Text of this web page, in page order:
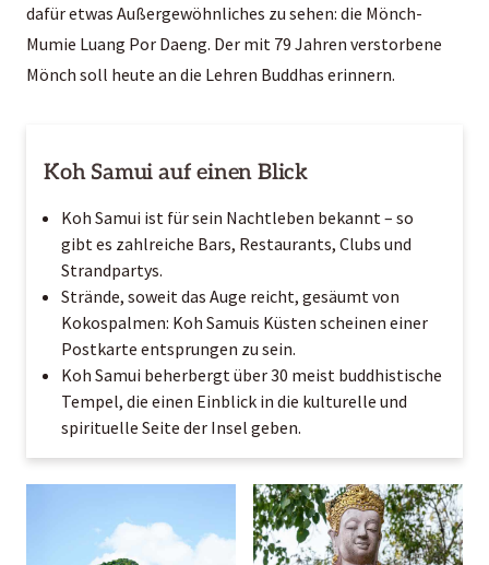
dafür etwas Außergewöhnliches zu sehen: die Mönch-
Mumie Luang Por Daeng. Der mit 79 Jahren verstorbene
Mönch soll heute an die Lehren Buddhas erinnern.
Koh Samui auf einen Blick
Koh Samui ist für sein Nachtleben bekannt – so
gibt es zahlreiche Bars, Restaurants, Clubs und
Strandpartys.
Strände, soweit das Auge reicht, gesäumt von
Kokospalmen: Koh Samuis Küsten scheinen einer
Postkarte entsprungen zu sein.
Koh Samui beherbergt über 30 meist buddhistische
Tempel, die einen Einblick in die kulturelle und
spirituelle Seite der Insel geben.